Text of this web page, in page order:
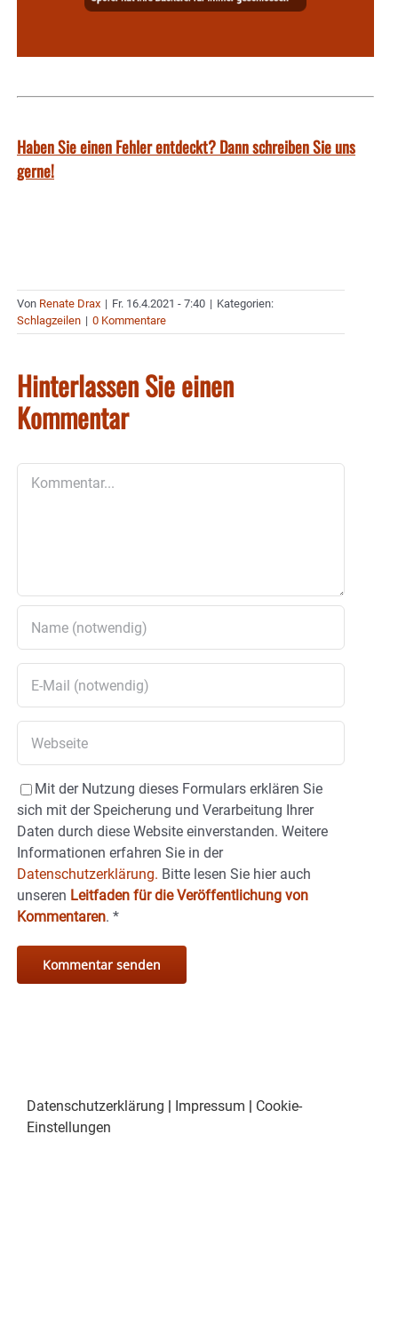
Haben Sie einen Fehler entdeckt? Dann schreiben Sie uns
gerne!
Von Renate Drax | Fr. 16.4.2021 - 7:40 | Kategorien:
Schlagzeilen | 0 Kommentare
Hinterlassen Sie einen
Kommentar
Mit der Nutzung dieses Formulars erklären Sie
sich mit der Speicherung und Verarbeitung Ihrer
Daten durch diese Website einverstanden. Weitere
Informationen erfahren Sie in der
Datenschutzerklärung. Bitte lesen Sie hier auch
unseren Leitfaden für die Veröffentlichung von
Kommentaren. *
Datenschutzerklärung Impressum
Cookie-
Einstellungen